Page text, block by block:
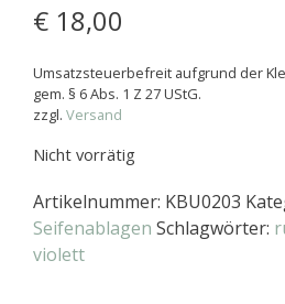
€ 18,00
Umsatzsteuerbefreit aufgrund der
gem. § 6 Abs. 1 Z 27 UStG.
zzgl. Versand
Nicht vorrätig
Artikelnummer: KBU0203
Seifenablagen Schlagwörter:
violett